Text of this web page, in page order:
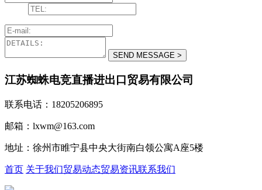
江苏蜘蛛电竞直播进出口贸易有限公司
联系电话：18205206895
邮箱：lxwm@163.com
地址：徐州市睢宁县中央大街南白领公寓A座5楼
首页 关于我们贸易动态贸易资讯联系我们